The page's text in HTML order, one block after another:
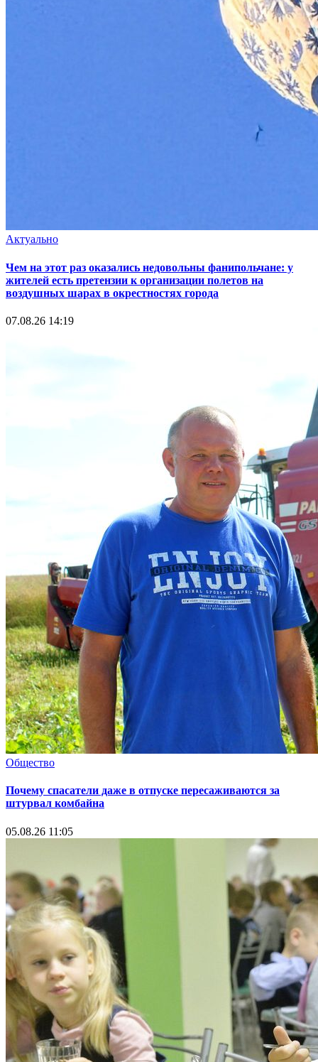
Актуально
Чем на этот раз оказались недовольны фанипольчане: у
жителей есть претензии к организации полетов на
воздушных шарах в окрестностях города
07.08.26 14:19
Общество
Почему спасатели даже в отпуске пересаживаются за
штурвал комбайна
05.08.26 11:05